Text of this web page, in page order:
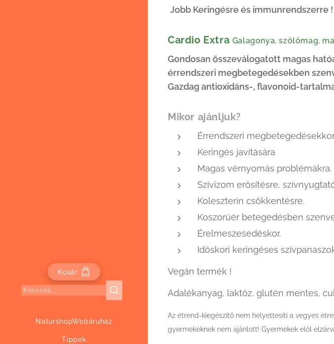
Kosár
NaturshopWebáruház
Tippek
Jobb Keringésre és immunrendszerre !
Cardio Extra Galagonya, szőlőmag,
Gondosan összeválogatott magas
érrendszeri megbetegedésekben
Gazdag antioxidáns-, flavonoid-
Mikor ajánljuk?
Érrendszeri
Keringés javítására
Magas vérnyomás problémákra.
Szívizom erősítésre,
Koleszterin csökkentésre.
Koszorúér betegedésben
Érelmeszesedéskor.
Időskori keringéses
Vegán termék !
Adalékanyag, laktóz, glutén mentes,
Az étrend-kiegészítő nem helyettesíti a vegyes
gyermekeknek nem ajánlott! Gyermekek elől